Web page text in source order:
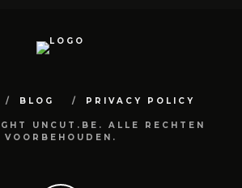
BLOG PRIVACY POLICY
UNCUT.BE. ALLE RECHTEN
VOORBEHOUDEN.